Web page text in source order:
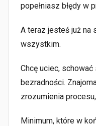
popełniasz błędy w
A teraz jesteś już na
wszystkim.
Chcę uciec, schować
bezradności.
zrozumienia
Minimum, które w